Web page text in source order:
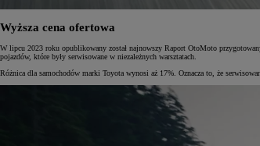
Wyższa cena ofertowa
W lipcu 2023 roku opublikowany został najnowszy Raport OtoMoto
pojazdów, które były serwisowane w niezależnych warsztatach.
Różnica dla samochodów marki Toyota wynosi aż 17%. Oznacza to, że